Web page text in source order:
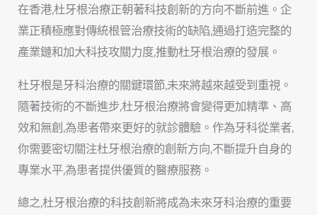
在香港,杜牙根治療正朝著科技創新的方向不斷前進。企
業正積極應對傳統根管治療技術的缺陷,通過打造完整的
產業鏈和加大科技攻關力度,推動杜牙根治療的發展。
杜牙根是牙科治療的關鍵環節,未來將越來越受到重視。
隨著技術的不斷進步,杜牙根治療將會變得更加精準、高
效和無創,為患者帶來更好的就診體驗。作為牙科從業者,
你需要密切關注杜牙根治療的創新方向,不斷提升自身的
專業水平,為患者提供優質的醫療服務。
總之,杜牙根治療的科技創新將成為未來牙科治療的重要